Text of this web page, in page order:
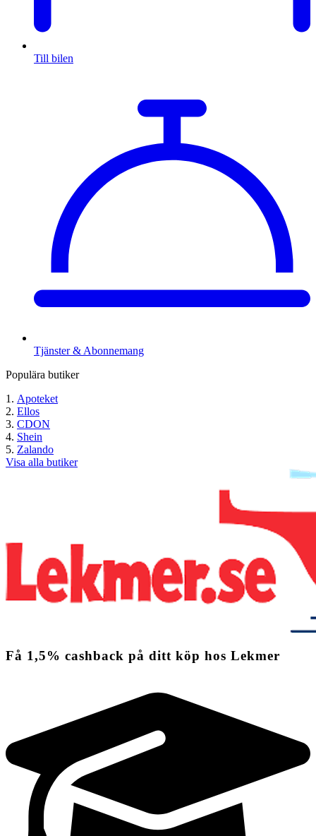
Till bilen
Tjänster & Abonnemang
Populära butiker
Apoteket
Ellos
CDON
Shein
Zalando
Visa alla butiker
Få 1,5% cashback på ditt köp hos Lekmer